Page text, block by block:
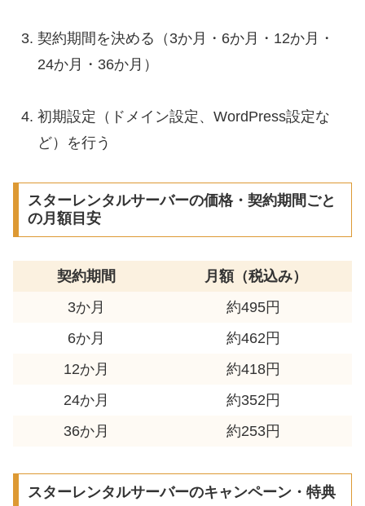
契約期間を決める（3か月・6か月・12か月・
24か月・36か月）
初期設定（ドメイン設定、WordPress設定な
ど）を行う
スターレンタルサーバーの価格・契約期間ごと
の月額目安
契約期間
月額（税込み）
3か月
約495円
6か月
約462円
12か月
約418円
24か月
約352円
36か月
約253円
スターレンタルサーバーのキャンペーン・特典